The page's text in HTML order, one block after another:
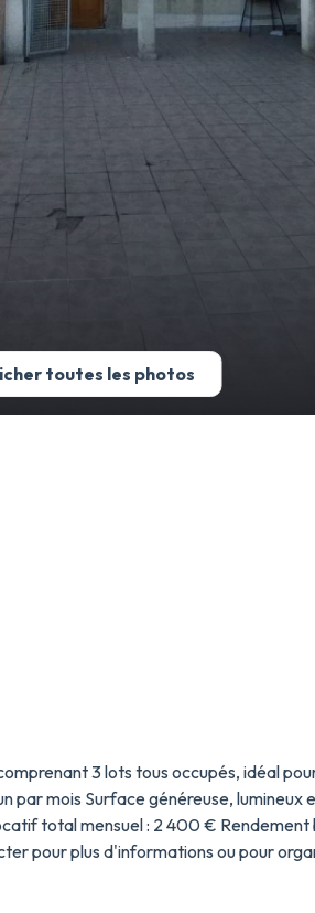
toutes les photos
3 lots tous occupés, idéal
mois Surface généreuse, lumineux
total mensuel : 2 400 €
pour plus d'informations ou pour